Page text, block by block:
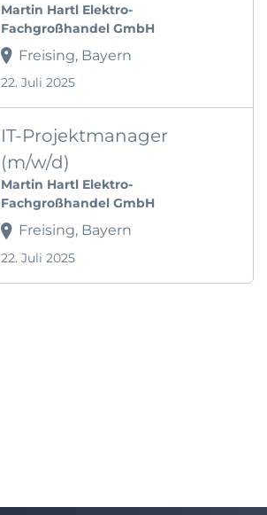
Martin Hartl Elektro-
Fachgroßhandel GmbH
Freising, Bayern
22. Juli 2025
IT-Projektmanager
(m/w/d)
Martin Hartl Elektro-
Fachgroßhandel GmbH
Freising, Bayern
22. Juli 2025